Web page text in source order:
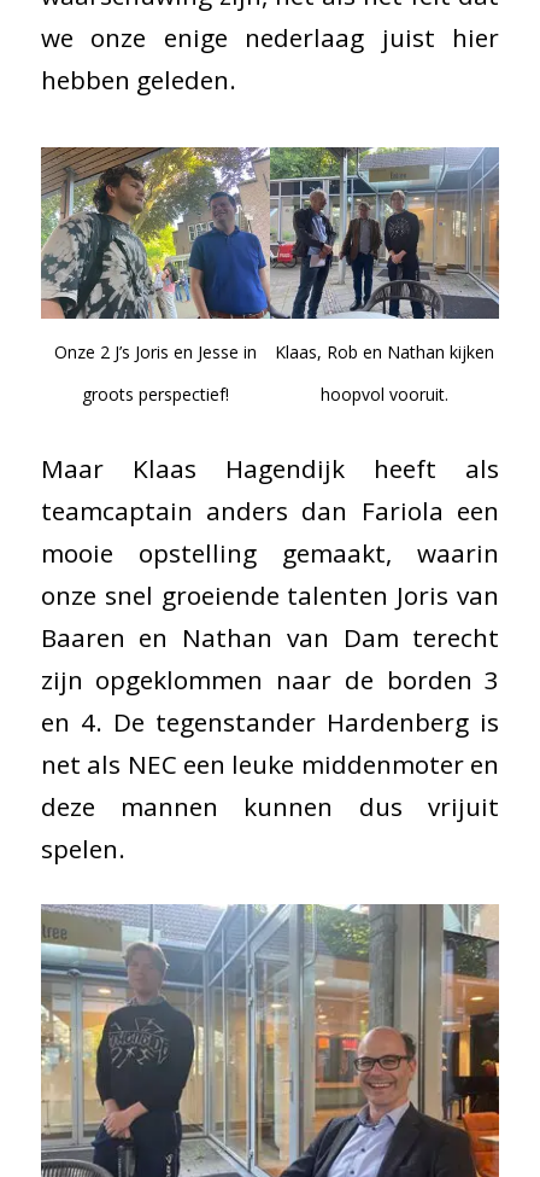
we onze enige nederlaag juist hier
hebben geleden.
Onze 2 J’s Joris en Jesse in
groots perspectief!
Klaas, Rob en Nathan kijken
hoopvol vooruit.
Maar Klaas Hagendijk heeft als
teamcaptain anders dan Fariola een
mooie opstelling gemaakt, waarin
onze snel groeiende talenten Joris van
Baaren en Nathan van Dam terecht
zijn opgeklommen naar de borden 3
en 4. De tegenstander Hardenberg is
net als NEC een leuke middenmoter en
deze mannen kunnen dus vrijuit
spelen.